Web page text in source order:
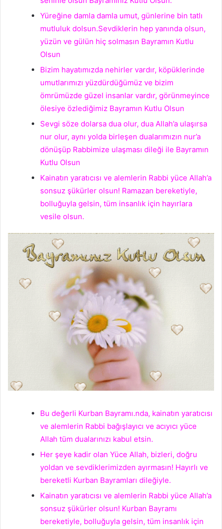
Yüreğine damla damla umut, günlerine bin tatlı
mutluluk dolsun.Sevdiklerin hep yanında olsun,
yüzün ve gülün hiç solmasın Bayramın Kutlu
Olsun
Bizim hayatımızda nehirler vardır, köpüklerinde
umutlarımızı yüzdürdüğümüz ve bizim
ömrümüzde güzel insanlar vardır, görünmeyince
ölesiye özlediğimiz Bayramın Kutlu Olsun
Sevgi söze dolarsa dua olur, dua Allah’a ulaşırsa
nur olur, aynı yolda birleşen dualarımızın nur’a
dönüşüp Rabbimize ulaşması dileği ile Bayramın
Kutlu Olsun
Kainatın yaratıcısı ve alemlerin Rabbi yüce Allah’a
sonsuz şükürler olsun! Ramazan bereketiyle,
bolluğuyla gelsin, tüm insanlık için hayırlara
vesile olsun.
Bu değerli Kurban Bayramı.nda, kainatın yaratıcısı
ve alemlerin Rabbi bağışlayıcı ve acıyıcı yüce
Allah tüm dualarınızı kabul etsin.
Her şeye kadir olan Yüce Allah, bizleri, doğru
yoldan ve sevdiklerimizden ayırmasın! Hayırlı ve
bereketli Kurban Bayramları dileğiyle.
Kainatın yaratıcısı ve alemlerin Rabbi yüce Allah’a
sonsuz şükürler olsun! Kurban Bayramı
bereketiyle, bolluğuyla gelsin, tüm insanlık için